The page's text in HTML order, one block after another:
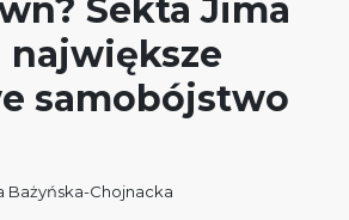
Sekta Jima
największe
samobójstwo
Bażyńska-Chojnacka